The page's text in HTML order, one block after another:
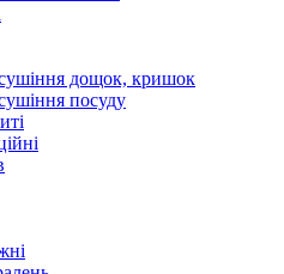
дощок, кришок
посуду